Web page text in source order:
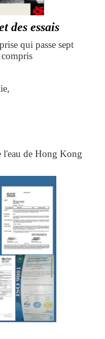
des essais
qui passe sept
l'eau de Hong Kong